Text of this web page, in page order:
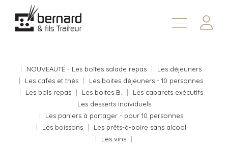
Demander une soumission
À propos
En
NOUVEAUTÉ - Les boîtes salade repas
Les déjeuners
Les cafés et thés
Les boites déjeuners - 10 personnes
Les bols repas
Les boites B.
Les cabarets exécutifs
Les desserts individuels
Les paniers à partager - pour 10 personnes
Les boissons
Les prêts-à-boire sans alcool
Les vins